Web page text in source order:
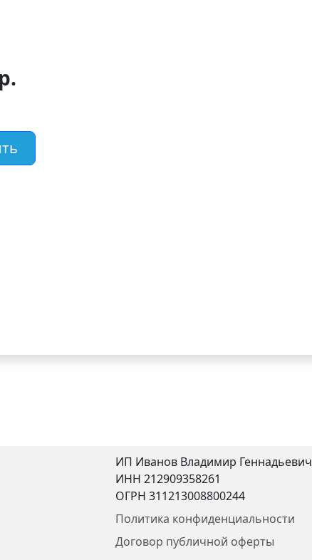
ИП Иванов Владимир Геннадьевич
ИНН 212909358261
ОГРН 311213008800244
Политика конфиденциальности
Договор публичной оферты